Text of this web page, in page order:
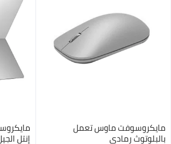
مايكروسوفت ماوس تعمل
بالبلوتوث رمادي